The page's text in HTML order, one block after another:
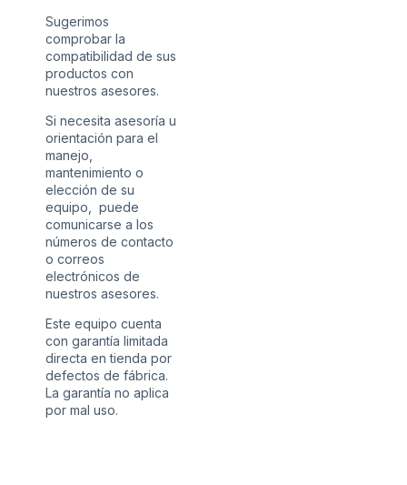
Sugerimos
comprobar la
compatibilidad de sus
productos con
nuestros asesores.
Si necesita asesoría u
orientación para el
manejo,
mantenimiento o
elección de su
equipo, puede
comunicarse a los
números de contacto
o correos
electrónicos de
nuestros asesores.
Este equipo cuenta
con garantía limitada
directa en tienda por
defectos de fábrica.
La garantía no aplica
por mal uso.